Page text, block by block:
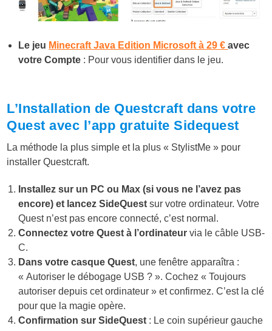
Le jeu Minecraft Java Edition Microsoft à 29 €avec
votre Compte : Pour vous identifier dans le jeu.
L’Installation de Questcraft dans votre
Quest avec l’app gratuite Sidequest
La méthode la plus simple et la plus « StylistMe » pour
installer Questcraft.
Installez sur un PC ou Max (si vous ne l’avez pas
encore) et lancez SideQuest sur votre ordinateur. Votre
Quest n’est pas encore connecté, c’est normal.
Connectez votre Quest à l’ordinateur via le câble USB-
C.
Dans votre casque Quest, une fenêtre apparaîtra :
« Autoriser le débogage USB ? ». Cochez « Toujours
autoriser depuis cet ordinateur » et confirmez. C’est la clé
pour que la magie opère.
Confirmation sur SideQuest : Le coin supérieur gauche